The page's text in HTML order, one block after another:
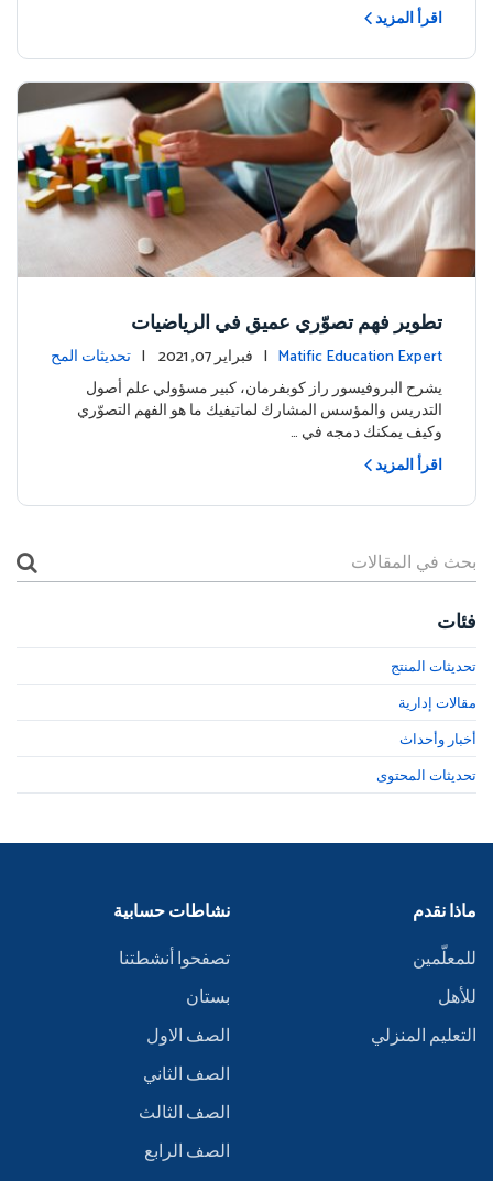
اقرأ المزيد
تطوير فهم تصوّري عميق في الرياضيات
Matific Education Expert | فبراير 07, 2021 | تحديثات المح
يشرح البروفيسور راز كوبفرمان، كبير مسؤولي علم أصول
التدريس والمؤسس المشارك لماتيفيك ما هو الفهم التصوّري
وكيف يمكنك دمجه في …
اقرأ المزيد
فئات
تحديثات المنتج
مقالات إدارية
أخبار وأحداث
تحديثات المحتوى
ماذا نقدم
للمعلّمين
للأهل
التعليم المنزلي
نشاطات حسابية
تصفحوا أنشطتنا
بستان
الصف الاول
الصف الثاني
الصف الثالث
الصف الرابع